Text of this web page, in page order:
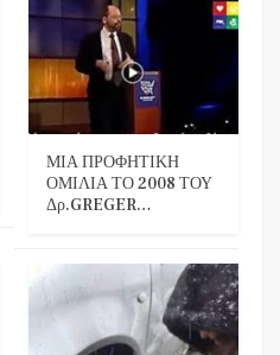
ΜΙΑ ΠΡΟΦΗΤΙΚΗ
ΟΜΙΛΙΑ ΤΟ 2008 ΤΟΥ
Δρ.GREGER…